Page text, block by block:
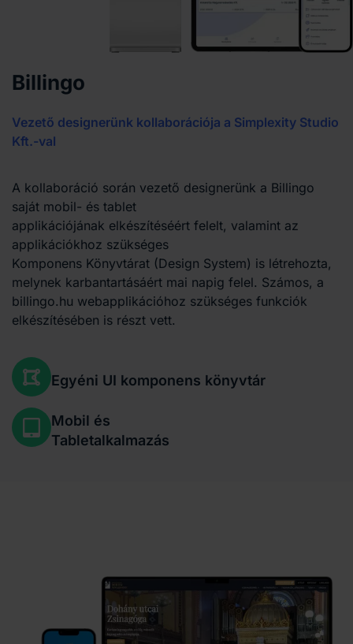
Billingo
Vezető designerünk kollaborációja a Simplexity Studio
Kft.-val
A kollaboráció során vezető designerünk a Billingo
saját mobil- és tablet
applikációjának elkészítéséért felelt, valamint az
applikációkhoz szükséges
Komponens Könyvtárat (Design System) is létrehozta,
melynek karbantartásáért mai napig felel. Számos, a
billingo.hu webapplikációhoz szükséges funkciók
elkészítésében is részt vett.
Egyéni UI komponens könyvtár
Mobil és
Tabletalkalmazás